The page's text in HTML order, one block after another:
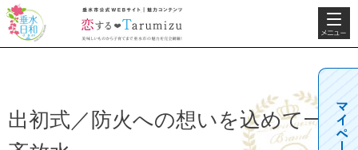
垂水日和
垂水市公式WEBサ
イト 魅力コンテン
ツ 恋するTarumizu
検索・共
通メニュ
ー
出初式／防火への想いを込めて一